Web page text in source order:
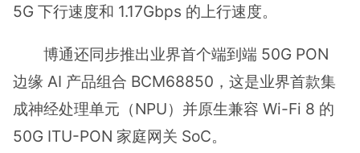
5G 下行速度和 1.17Gbps 的上行速度。
博通还同步推出业界首个端到端 50G PON
边缘 AI 产品组合 BCM68850，这是业界首款集
成神经处理单元（NPU）并原生兼容 Wi-Fi 8 的
50G ITU-PON 家庭网关 SoC。